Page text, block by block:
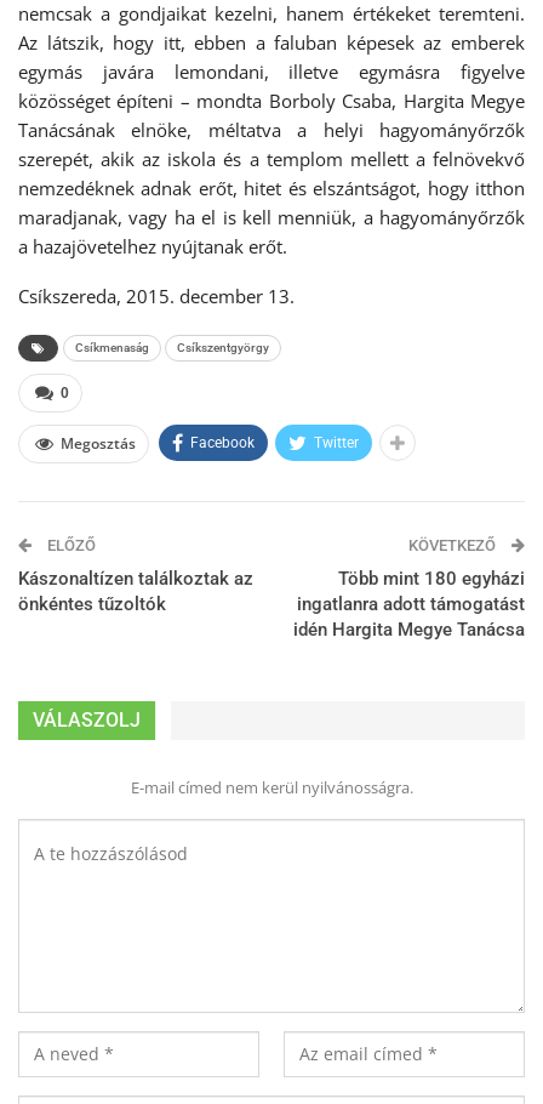
nemcsak a gondjaikat kezelni, hanem értékeket teremteni.
Az látszik, hogy itt, ebben a faluban képesek az emberek
egymás javára lemondani, illetve egymásra figyelve
közösséget építeni – mondta Borboly Csaba, Hargita Megye
Tanácsának elnöke, méltatva a helyi hagyományőrzők
szerepét, akik az iskola és a templom mellett a felnövekvő
nemzedéknek adnak erőt, hitet és elszántságot, hogy itthon
maradjanak, vagy ha el is kell menniük, a hagyományőrzők
a hazajövetelhez nyújtanak erőt.
Csíkszereda, 2015. december 13.
Csíkmenaság Csíkszentgyörgy
0
Megosztás Facebook Twitter
ELŐZŐ
Kászonaltízen találkoztak az
önkéntes tűzoltók
KÖVETKEZŐ
Több mint 180 egyházi
ingatlanra adott támogatást
idén Hargita Megye Tanácsa
VÁLASZOLJ
E-mail címed nem kerül nyilvánosságra.